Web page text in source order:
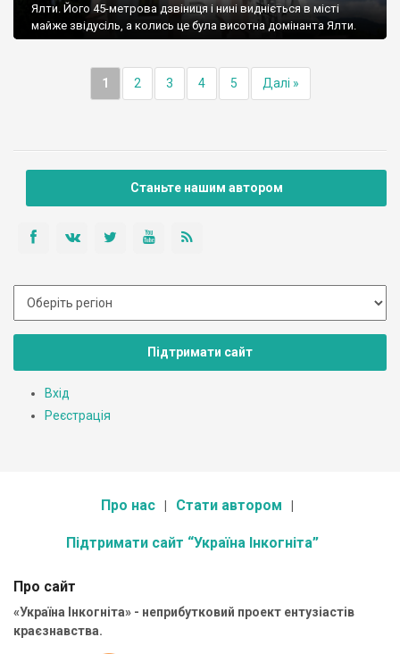
Ялти. Його 45-метрова дзвіниця і нині видніється в місті
майже звідусіль, а колись це була висотна домінанта Ялти.
1 2 3 4 5 Далі »
Станьте нашим автором
Підтримати сайт
Вхід
Реєстрація
Про нас Стати автором
Підтримати сайт “Україна Інкогніта”
Про сайт
«Україна Інкогніта» - неприбутковий проект ентузіастів
краєзнавства.